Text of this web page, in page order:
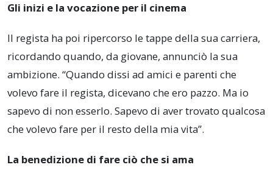
Gli inizi e la vocazione per il cinema
Il regista ha poi ripercorso le tappe della sua carriera,
ricordando quando, da giovane, annunciò la sua
ambizione. “Quando dissi ad amici e parenti che
volevo fare il regista, dicevano che ero pazzo. Ma io
sapevo di non esserlo. Sapevo di aver trovato qualcosa
che volevo fare per il resto della mia vita”.
La benedizione di fare ciò che si ama